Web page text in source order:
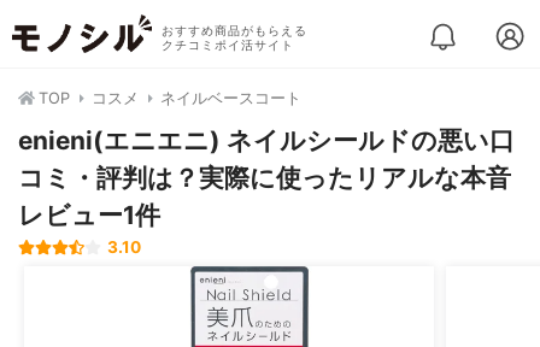
おすすめ商品がもらえる
クチコミポイ活サイト
TOP コスメ ネイルベースコート
enieni(エニエニ) ネイルシールドの悪い口
コミ・評判は？実際に使ったリアルな本音
レビュー1件
3.10